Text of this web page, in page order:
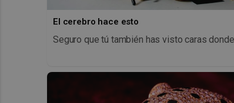
El cerebro hace esto
Seguro que tú también has visto caras